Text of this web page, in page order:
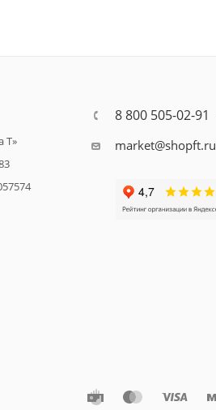
Т»
8 800 505-02-91
market@shopft.ru